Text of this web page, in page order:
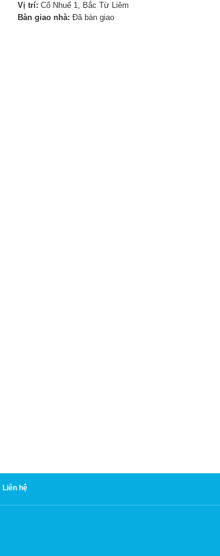
Vị trí: Cổ Nhuế 1, Bắc Từ Liêm
Bàn giao nhà: Đã bàn giao
Liên hệ